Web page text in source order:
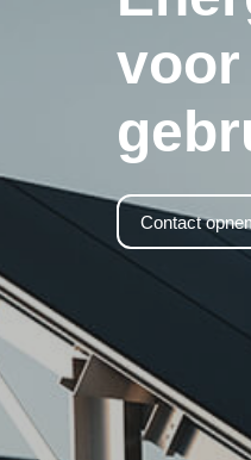
voor
Contact